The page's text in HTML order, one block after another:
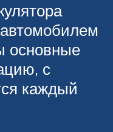
основные
с
каждый